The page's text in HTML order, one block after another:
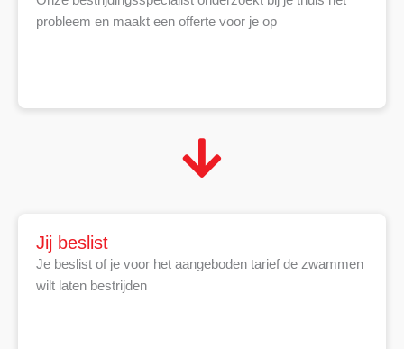
probleem en maakt een offerte voor je op
Jij beslist
Je beslist of je voor het aangeboden tarief de zwammen
wilt laten bestrijden